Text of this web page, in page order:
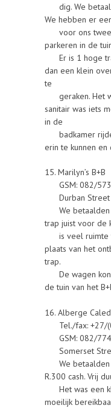
dig. We
We hebben er
voor ons twee.
parkeren in de
Er is 1 hoge
dan een klein
te
geraken. Het
sanitair was iets
in de
badkamer
erin te kunnen
15. Marilyn’s B+B
GSM: 082/
Durban Street
We betaalden
trap juist voor de
is veel ruimte
plaats van het
trap.
De wagen kon
de tuin van het
16. Alberge
Tel./fax: +27/
GSM: 082/
Somerset
We betaalden
R.300 cash. Vrij
Het was een
moeilijk